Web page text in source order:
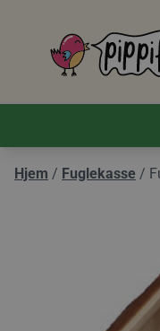
Pippifoder logo
Hjem / Fuglekasse /